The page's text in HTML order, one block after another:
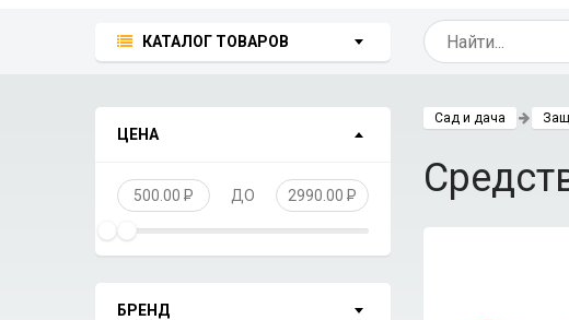
КАТАЛОГ ТОВАРОВ
ЦЕНА
500.00 P ДО 2990.00 P
БРЕНД
Сад и дача